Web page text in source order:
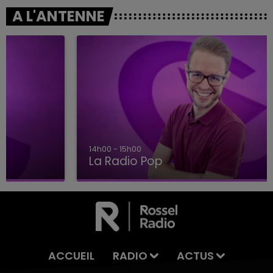
A L'ANTENNE
La Radio Pop
ACCUEIL RADIO ACTUS